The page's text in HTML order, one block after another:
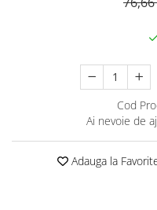
Becuri LED Decor
Profil aluminiu
Tub LED
Becuri LED Smart
Cod
Ai nevoie de
Adauga la